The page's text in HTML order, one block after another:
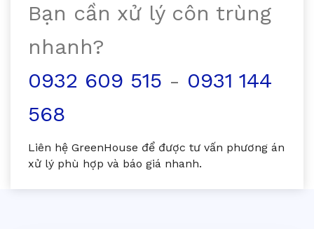
Bạn cần xử lý côn trùng
nhanh?
0932 609 515 - 0931 144
568
Liên hệ GreenHouse để được tư vấn phương án
xử lý phù hợp và báo giá nhanh.